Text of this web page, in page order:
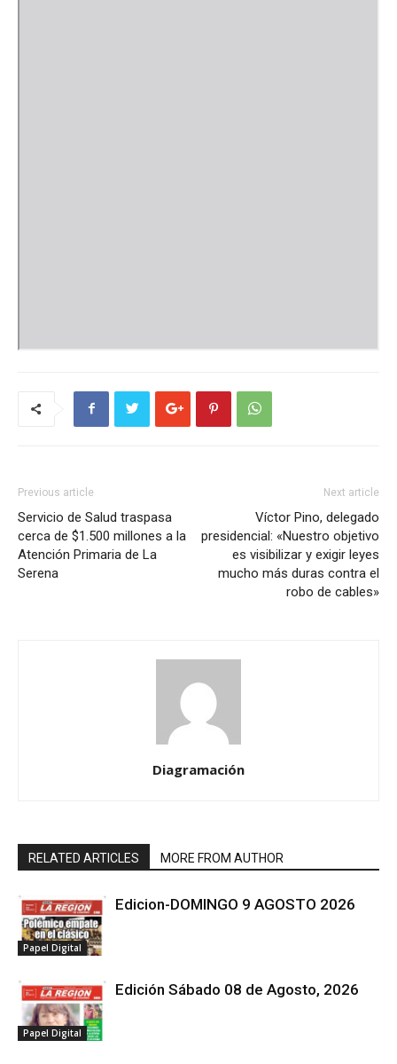
Previous article
Servicio de Salud traspasa
cerca de $1.500 millones a la
Atención Primaria de La
Serena
Next article
Víctor Pino, delegado
presidencial: «Nuestro objetivo
es visibilizar y exigir leyes
mucho más duras contra el
robo de cables»
Diagramación
RELATED ARTICLES MORE FROM AUTHOR
Papel Digital
Edicion-DOMINGO 9 AGOSTO 2026
Papel Digital
Edición Sábado 08 de Agosto, 2026